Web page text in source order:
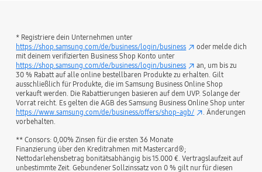
* Registriere dein Unternehmen unter
https://shop.samsung.com/de/business/login/business
oder melde dich
mit deinem verifizierten Business Shop Konto unter
https://shop.samsung.com/de/business/login/business
an, um bis zu
30 % Rabatt auf alle online bestellbaren Produkte zu erhalten. Gilt
ausschließlich für Produkte, die im Samsung Business Online Shop
verkauft werden. Die Rabattierungen basieren auf dem UVP. Solange der
Vorrat reicht. Es gelten die AGB des Samsung Business Online Shop unter
https://www.samsung.com/de/business/offers/shop-agb/
. Änderungen
vorbehalten.
** Consors: 0,00% Zinsen für die ersten 36 Monate
Finanzierung über den Kreditrahmen mit Mastercard®;
Nettodarlehensbetrag bonitätsabhängig bis 15.000 €. Vertragslaufzeit auf
unbestimmte Zeit. Gebundener Sollzinssatz von 0 % gilt nur für diesen